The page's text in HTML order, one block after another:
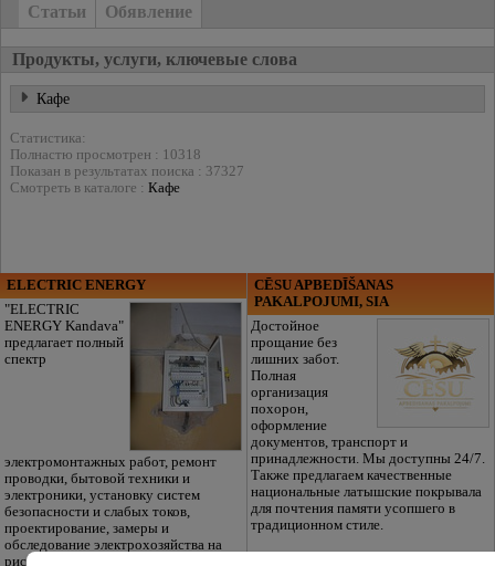
Статьи
Обявление
Продукты, услуги, ключевые слова
Кафе
Статистика:
Полнастю просмотрен : 10318
Показан в результатах поиска : 37327
Смотреть в каталоге : Кафе
ELECTRIC ENERGY
"ELECTRIC
ENERGY Kandava"
предлагает полный
спектр
электромонтажных работ, ремонт
проводки, бытовой техники и
электроники, установку систем
безопасности и слабых токов,
проектирование, замеры и
обследование электрохозяйства на
риски безопасности.
CĒSU APBEDĪŠANAS
PAKALPOJUMI, SIA
Достойное
прощание без
лишних забот.
Полная
организация
похорон,
оформление
документов, транспорт и
принадлежности. Мы доступны 24/7.
Также предлагаем качественные
национальные латышские покрывала
для почтения памяти усопшего в
традиционном стиле.